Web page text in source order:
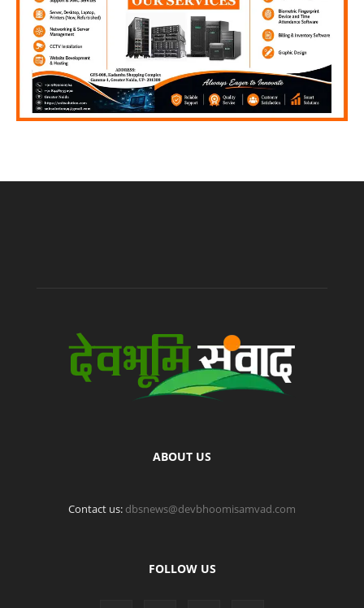
ABOUT US
Contact us: dbsnews@devbhoomisamvad.com
FOLLOW US